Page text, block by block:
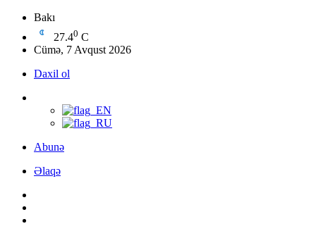
Bakı
27.40 C
Cümə, 7 Avqust 2026
Daxil ol
Abunə
Əlaqə